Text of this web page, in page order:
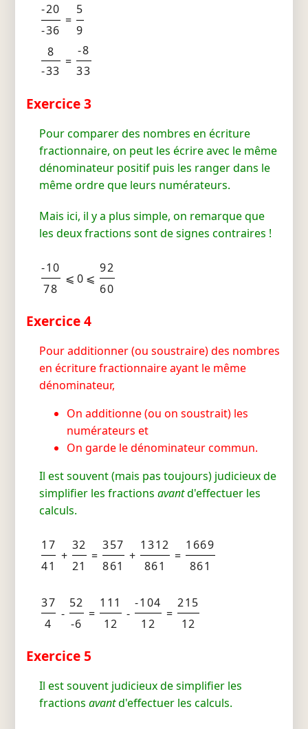
-20
-36
=
5
9
8
-33
=
-8
33
Exercice 3
Pour comparer des nombres en écriture
fractionnaire, on peut les écrire avec le même
dénominateur positif puis les ranger dans le
même ordre que leurs numérateurs.
Mais ici, il y a plus simple, on remarque que
les deux fractions sont de signes contraires !
-10
78
⩽ 0 ⩽
92
60
Exercice 4
Pour additionner (ou soustraire) des nombres
en écriture fractionnaire ayant le même
dénominateur,
On additionne (ou on soustrait) les
numérateurs et
On garde le dénominateur commun.
Il est souvent (mais pas toujours) judicieux de
simplifier les fractions avantd'effectuer les
calculs.
17
41
+
32
21
=
357
861
+
1312
861
=
1669
861
37
4
-
52
-6
=
111
12
-
-104
12
=
215
12
Exercice 5
Il est souvent judicieux de simplifier les
fractions avantd'effectuer les calculs.